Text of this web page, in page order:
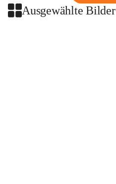
Ausgewählte Bilder